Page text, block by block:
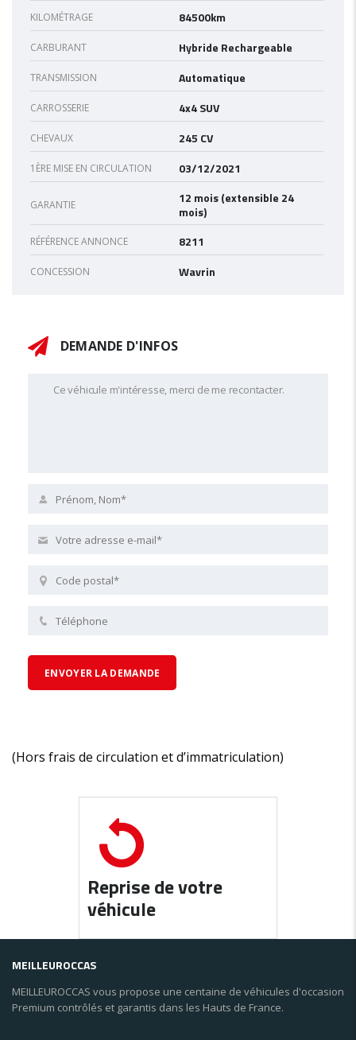
KILOMÉTRAGE 84500km
CARBURANT Hybride Rechargeable
TRANSMISSION Automatique
CARROSSERIE 4x4 SUV
CHEVAUX 245 CV
1ÈRE MISE EN CIRCULATION 03/12/2021
GARANTIE
12 mois (extensible 24
mois)
RÉFÉRENCE ANNONCE 8211
CONCESSION Wavrin
DEMANDE D'INFOS
(Hors frais de circulation et d’immatriculation)
Reprise de votre
véhicule
MEILLEUROCCAS
MEILLEUROCCAS vous propose une centaine de véhicules d'occasion
Premium contrôlés et garantis dans les Hauts de France.